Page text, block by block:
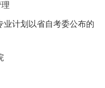
计划以省自考委公布的